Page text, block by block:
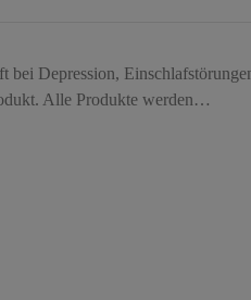
Depression,
Alle Produkte werden…